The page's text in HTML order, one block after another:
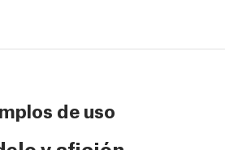
de uso